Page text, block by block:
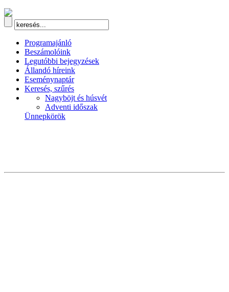
Programajánló
Beszámolóink
Legutóbbi bejegyzések
Állandó híreink
Eseménynaptár
Keresés, szűrés
Nagyböjt és húsvét
Adventi időszak
Ünnepkörök